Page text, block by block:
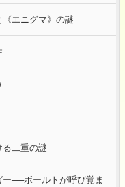
エニグマ》の謎
二重の謎
──ボールトが呼び覚ま